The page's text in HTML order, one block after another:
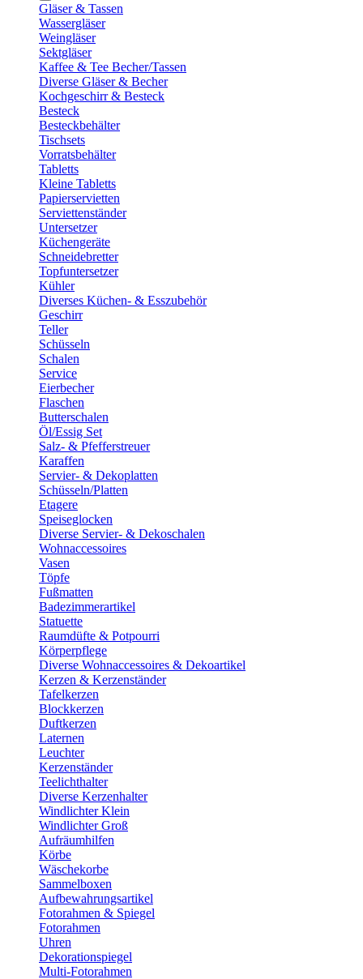
Gläser & Tassen
Wassergläser
Weingläser
Sektgläser
Kaffee & Tee Becher/Tassen
Diverse Gläser & Becher
Kochgeschirr & Besteck
Besteck
Besteckbehälter
Tischsets
Vorratsbehälter
Tabletts
Kleine Tabletts
Papierservietten
Serviettenständer
Untersetzer
Küchengeräte
Schneidebretter
Topfuntersetzer
Kühler
Diverses Küchen- & Esszubehör
Geschirr
Teller
Schüsseln
Schalen
Service
Eierbecher
Flaschen
Butterschalen
Öl/Essig Set
Salz- & Pfefferstreuer
Karaffen
Servier- & Dekoplatten
Schüsseln/Platten
Etagere
Speiseglocken
Diverse Servier- & Dekoschalen
Wohnaccessoires
Vasen
Töpfe
Fußmatten
Badezimmerartikel
Statuette
Raumdüfte & Potpourri
Körperpflege
Diverse Wohnaccessoires & Dekoartikel
Kerzen & Kerzenständer
Tafelkerzen
Blockkerzen
Duftkerzen
Laternen
Leuchter
Kerzenständer
Teelichthalter
Diverse Kerzenhalter
Windlichter Klein
Windlichter Groß
Aufräumhilfen
Körbe
Wäschekorbe
Sammelboxen
Aufbewahrungsartikel
Fotorahmen & Spiegel
Fotorahmen
Uhren
Dekorationspiegel
Multi-Fotorahmen